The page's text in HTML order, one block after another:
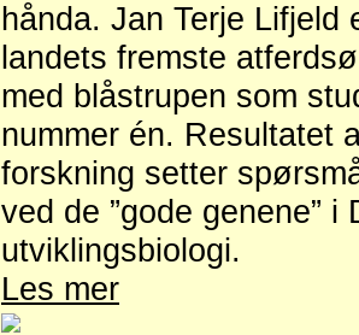
hånda. Jan Terje Lifjeld
landets fremste
med blåstrupen som
nummer én. Resultatet
forskning setter
ved de ”gode genene” i
utviklingsbiologi.
Les mer